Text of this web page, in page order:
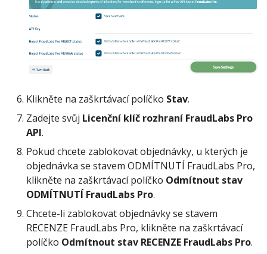
Klikněte na zaškrtávací políčko Stav.
Zadejte svůj Licenční klíč rozhraní FraudLabs Pro
API.
Pokud chcete zablokovat objednávky, u kterých je
objednávka se stavem ODMÍTNUTÍ FraudLabs Pro,
klikněte na zaškrtávací políčko Odmítnout stav
ODMÍTNUTÍ FraudLabs Pro.
Chcete-li zablokovat objednávky se stavem
RECENZE FraudLabs Pro, klikněte na zaškrtávací
políčko Odmítnout stav RECENZE FraudLabs Pro.